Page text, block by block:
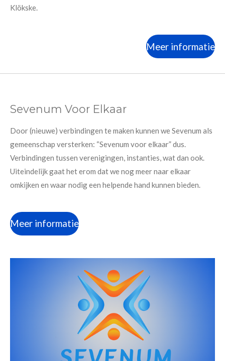
Klökske.
Meer informatie
Sevenum Voor Elkaar
Door (nieuwe) verbindingen te maken kunnen we Sevenum als
gemeenschap versterken: “Sevenum voor elkaar” dus.
Verbindingen tussen verenigingen, instanties, wat dan ook.
Uiteindelijk gaat het erom dat we nog meer naar elkaar
omkijken en waar nodig een helpende hand kunnen bieden.
Meer informatie